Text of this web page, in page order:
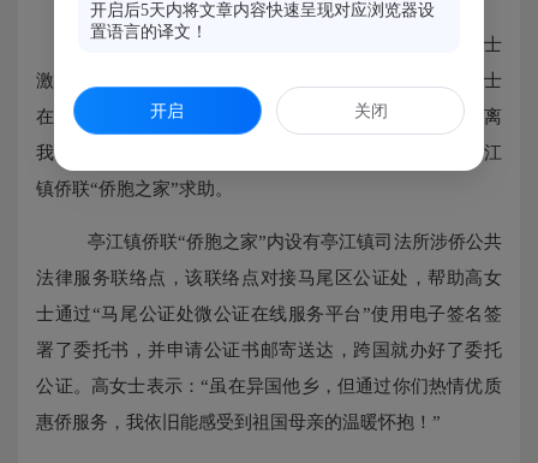
“不是‘亭’满意，而是非常满意！”意大利华侨高女士
激动地说，旅居国外也能感受到“故乡情”。此前，高女士
在福州市购买一处房产，需办理银行按揭贷款，居所距离
我国领事馆遥远，无法提供经认证的委托书，于是向亭江
镇侨联“侨胞之家”求助。
亭江镇侨联“侨胞之家”内设有亭江镇司法所涉侨公共
法律服务联络点，该联络点对接马尾区公证处，帮助高女
士通过“马尾公证处微公证在线服务平台”使用电子签名签
署了委托书，并申请公证书邮寄送达，跨国就办好了委托
公证。高女士表示：“虽在异国他乡，但通过你们热情优质
惠侨服务，我依旧能感受到祖国母亲的温暖怀抱！”
开启后5天内将文章内容快速呈现对应浏览器设
置语言的译文！
开启 关闭